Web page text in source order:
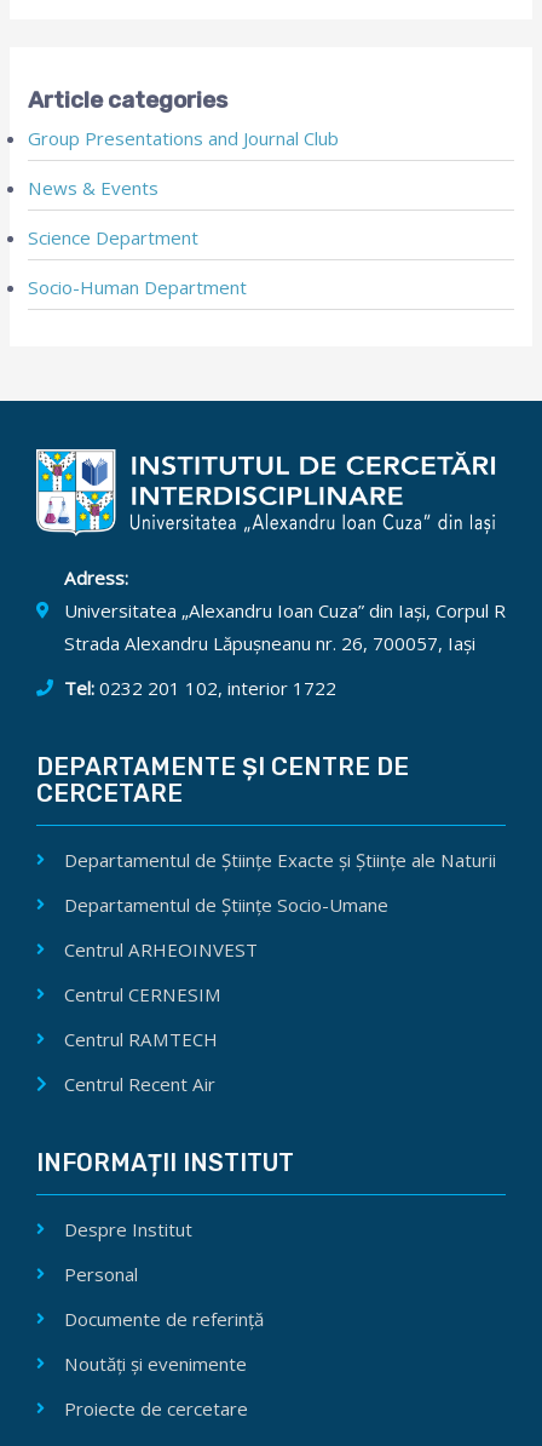
Article categories
Group Presentations and Journal Club
News & Events
Science Department
Socio-Human Department
Adress:
Universitatea „Alexandru Ioan Cuza” din Iași, Corpul R
Strada Alexandru Lăpușneanu nr. 26, 700057, Iași
Tel:0232 201 102, interior 1722
DEPARTAMENTE ȘI CENTRE DE
CERCETARE
Departamentul de Științe Exacte și Științe ale Naturii
Departamentul de Științe Socio-Umane
Centrul ARHEOINVEST
Centrul CERNESIM
Centrul RAMTECH
Centrul Recent Air
INFORMAȚII INSTITUT
Despre Institut
Personal
Documente de referință
Noutăți și evenimente
Proiecte de cercetare